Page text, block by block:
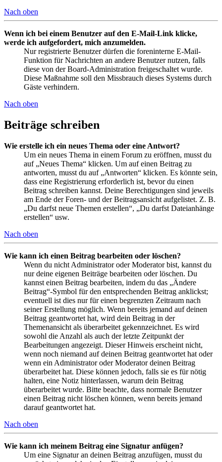
Nach oben
Wenn ich bei einem Benutzer auf den E-Mail-Link klicke,
werde ich aufgefordert, mich anzumelden.
Nur registrierte Benutzer dürfen die foreninterne E-Mail-
Funktion für Nachrichten an andere Benutzer nutzen, falls
diese von der Board-Administration freigeschaltet wurde.
Diese Maßnahme soll den Missbrauch dieses Systems durch
Gäste verhindern.
Nach oben
Beiträge schreiben
Wie erstelle ich ein neues Thema oder eine Antwort?
Um ein neues Thema in einem Forum zu eröffnen, musst du
auf „Neues Thema“ klicken. Um auf einen Beitrag zu
antworten, musst du auf „Antworten“ klicken. Es könnte sein,
dass eine Registrierung erforderlich ist, bevor du einen
Beitrag schreiben kannst. Deine Berechtigungen sind jeweils
am Ende der Foren- und der Beitragsansicht aufgelistet. Z. B.
„Du darfst neue Themen erstellen“, „Du darfst Dateianhänge
erstellen“ usw.
Nach oben
Wie kann ich einen Beitrag bearbeiten oder löschen?
Wenn du nicht Administrator oder Moderator bist, kannst du
nur deine eigenen Beiträge bearbeiten oder löschen. Du
kannst einen Beitrag bearbeiten, indem du das „Ändere
Beitrag“-Symbol für den entsprechenden Beitrag anklickst;
eventuell ist dies nur für einen begrenzten Zeitraum nach
seiner Erstellung möglich. Wenn bereits jemand auf deinen
Beitrag geantwortet hat, wird dein Beitrag in der
Themenansicht als überarbeitet gekennzeichnet. Es wird
sowohl die Anzahl als auch der letzte Zeitpunkt der
Bearbeitungen angezeigt. Dieser Hinweis erscheint nicht,
wenn noch niemand auf deinen Beitrag geantwortet hat oder
wenn ein Administrator oder Moderator deinen Beitrag
überarbeitet hat. Diese können jedoch, falls sie es für nötig
halten, eine Notiz hinterlassen, warum dein Beitrag
überarbeitet wurde. Bitte beachte, dass normale Benutzer
einen Beitrag nicht löschen können, wenn bereits jemand
darauf geantwortet hat.
Nach oben
Wie kann ich meinem Beitrag eine Signatur anfügen?
Um eine Signatur an deinen Beitrag anzufügen, musst du